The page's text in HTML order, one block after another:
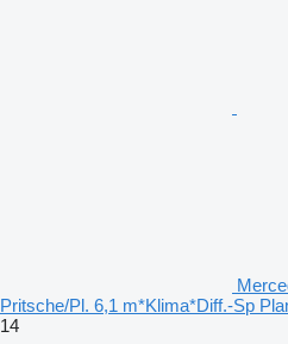
Pritsche/Pl. 6,1 m*Klima*Diff.-Sp
14